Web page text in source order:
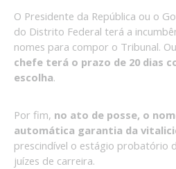
O Presidente da República ou o
do Distrito Federal terá a
nomes para compor o Tribunal.
chefe terá o prazo de 20 dias
escolha.
Por fim, no ato de posse, o
automática garantia da
prescindível o estágio probatório
juízes de carreira.